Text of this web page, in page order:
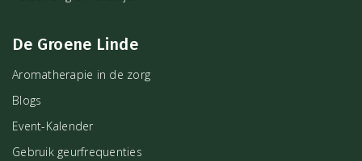
De Groene Linde
Aromatherapie in de zorg
Blogs
Event-Kalender
Gebruik geurfrequenties